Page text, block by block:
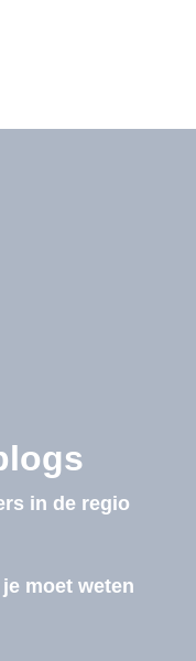
in de regio
moet weten